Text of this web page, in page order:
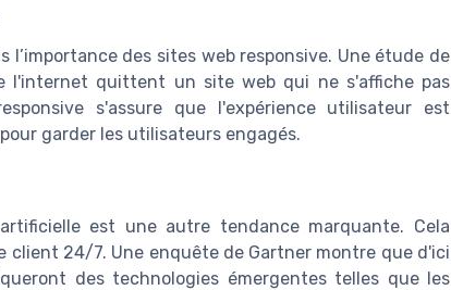
des sites web responsive. Une étude de
l'internet quittent un site web qui ne s'affiche pas
s'assure que l'expérience utilisateur est
garder les utilisateurs engagés.
est une autre tendance marquante. Cela
24/7. Une enquête de Gartner montre que d'ici
des technologies émergentes telles que les